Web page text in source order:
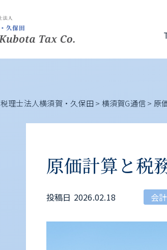
税理士法人横須賀・久保田 > 横須賀G通信> 原
原価計算と税
投稿日 2026.02.18 会